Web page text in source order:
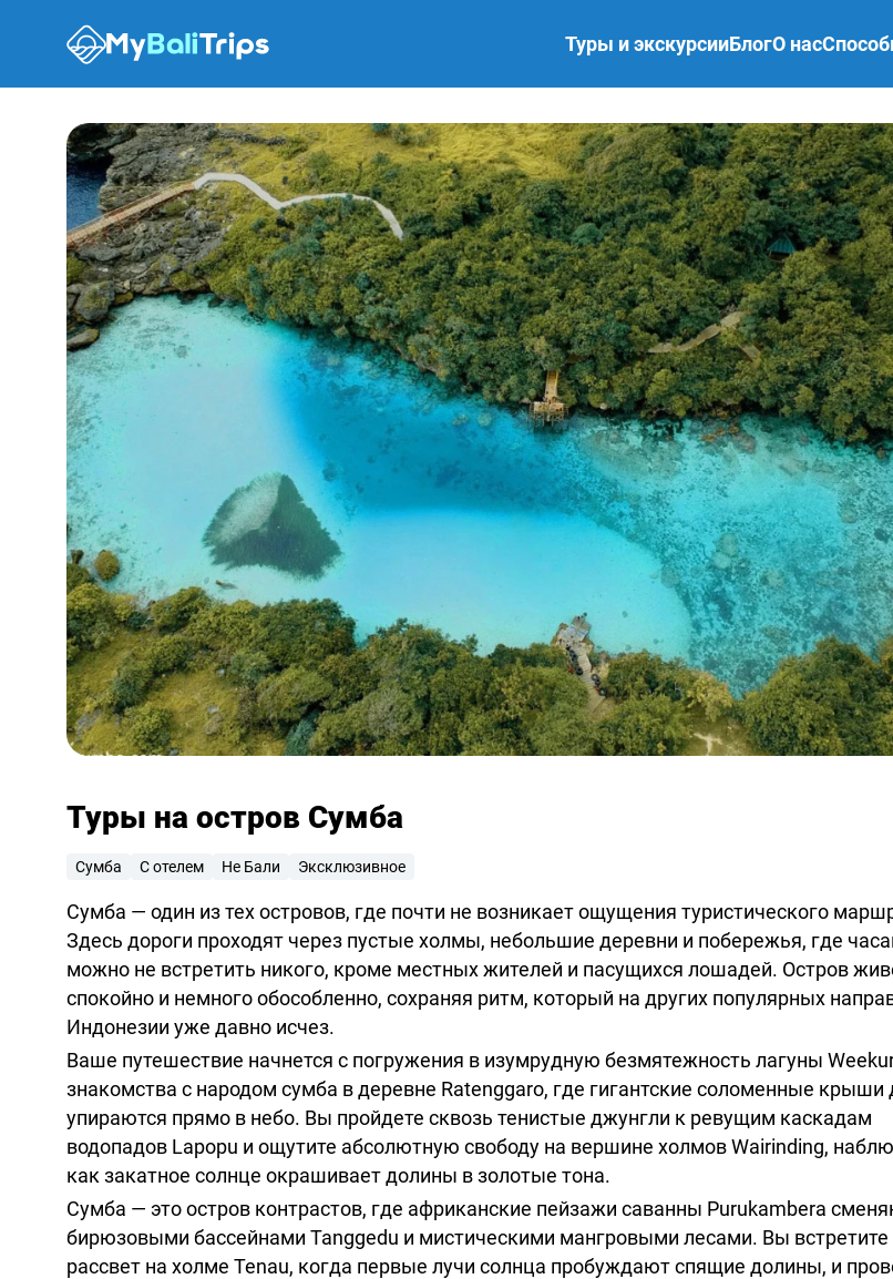
Туры и экскурсииБлогО нас
Опции тураЧто ожидатьРекомендацииFAQ
Туры на остров Сумба
Сумба С отелем Не Бали Эксклюзивное
Сумба — один из тех островов, где почти не возникает ощущения туристического
Здесь дороги проходят через пустые холмы, небольшие деревни и побережья, где
можно не встретить никого, кроме местных жителей и пасущихся лошадей. Остров
спокойно и немного обособленно, сохраняя ритм, который на других популярных
Индонезии уже давно исчез.
Ваше путешествие начнется с погружения в изумрудную безмятежность лагуны
знакомства с народом сумба в деревне Ratenggaro, где гигантские соломенные крыши
упираются прямо в небо. Вы пройдете сквозь тенистые джунгли к ревущим каскадам
водопадов Lapopu и ощутите абсолютную свободу на вершине холмов Wairinding,
как закатное солнце окрашивает долины в золотые тона.
Сумба — это остров контрастов, где африканские пейзажи саванны Purukambera
бирюзовыми бассейнами Tanggedu и мистическими мангровыми лесами. Вы встретите
рассвет на холме Tenau, когда первые лучи солнца пробуждают спящие долины, и